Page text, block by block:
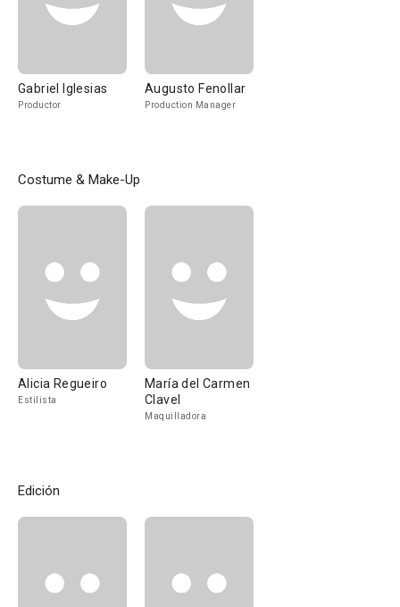
Gabriel Iglesias
Productor
Augusto Fenollar
Production Manager
Costume & Make-Up
Alicia Regueiro
Estilista
María del Carmen
Clavel
Maquilladora
Edición